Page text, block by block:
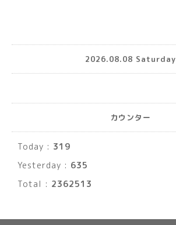
2026.08.08 Saturday
カウンター
Today : 319
Yesterday : 635
Total : 2362513